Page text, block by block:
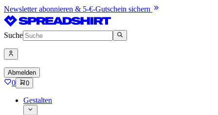
Newsletter abonnieren & 5-€-Gutschein sichern
Suche
Abmelden
0 0
Gestalten